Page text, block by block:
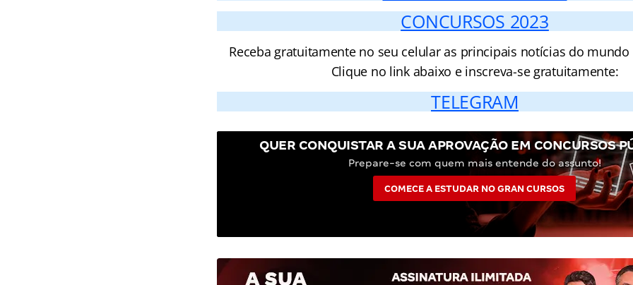
CONCURSOS 2023
Receba gratuitamente no seu celular as principais notícias do
Clique no link abaixo e inscreva-se gratuitamente:
TELEGRAM
QUER CONQUISTAR A SUA APROVAÇÃO EM CONCURSOS
Prepare-se com quem mais entende do assunto!
COMECE A ESTUDAR NO GRAN CURSOS